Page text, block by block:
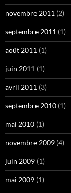
novembre 2011 (2)
septembre 2011 (1)
août 2011 (1)
juin 2011 (1)
avril 2011 (3)
septembre 2010 (1)
mai 2010 (1)
novembre 2009 (4)
juin 2009 (1)
mai 2009 (1)